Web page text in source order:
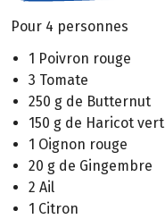
Pour 4 personnes
1 Poivron rouge
3 Tomate
250 g de Butternut
150 g de Haricot vert
1 Oignon rouge
20 g de Gingembre
2 Ail
1 Citron